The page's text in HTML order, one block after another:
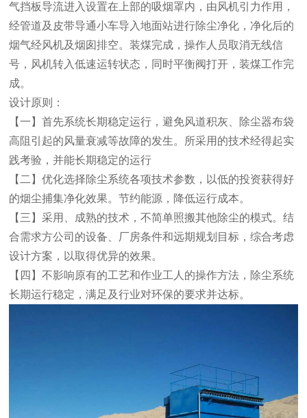
气挡板导流进入设置在上部的吸烟罩内，由风机引力作用，
经管道及皮带导通小车导入地面站进行除尘净化，净化后的
烟气经风机及烟囱排空。装煤完成，操作人员取消无线信
号，风机转入低速运转状态，同时平衡阀打开，装煤工作完
成。
设计原则：
【一】首先系统长期稳定运行，避免风道积灰、除尘器布袋
高阻引起的风量衰减等故障的发生。所采用的技术经得起实
践考验，并能长期稳定的运行
【二】优化选择除尘系统各项技术参数，以低的投资获得好
的烟尘捕集净化效果。节约能源，降低运行成本。
【三】采用、成熟的技术，不简单照搬其他除尘的模式。结
合需求方公司的设备、厂房条件和远期规划目标，综合考虑
设计方案，以取得优异的效果。
【四】不影响原有的工艺和作业工人的操作方法，除尘系统
长期运行稳定，满足及行业对环保的要求并达标。